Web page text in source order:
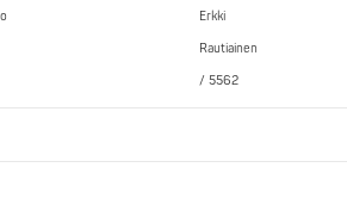
Erkki
Rautiainen
/ 5562